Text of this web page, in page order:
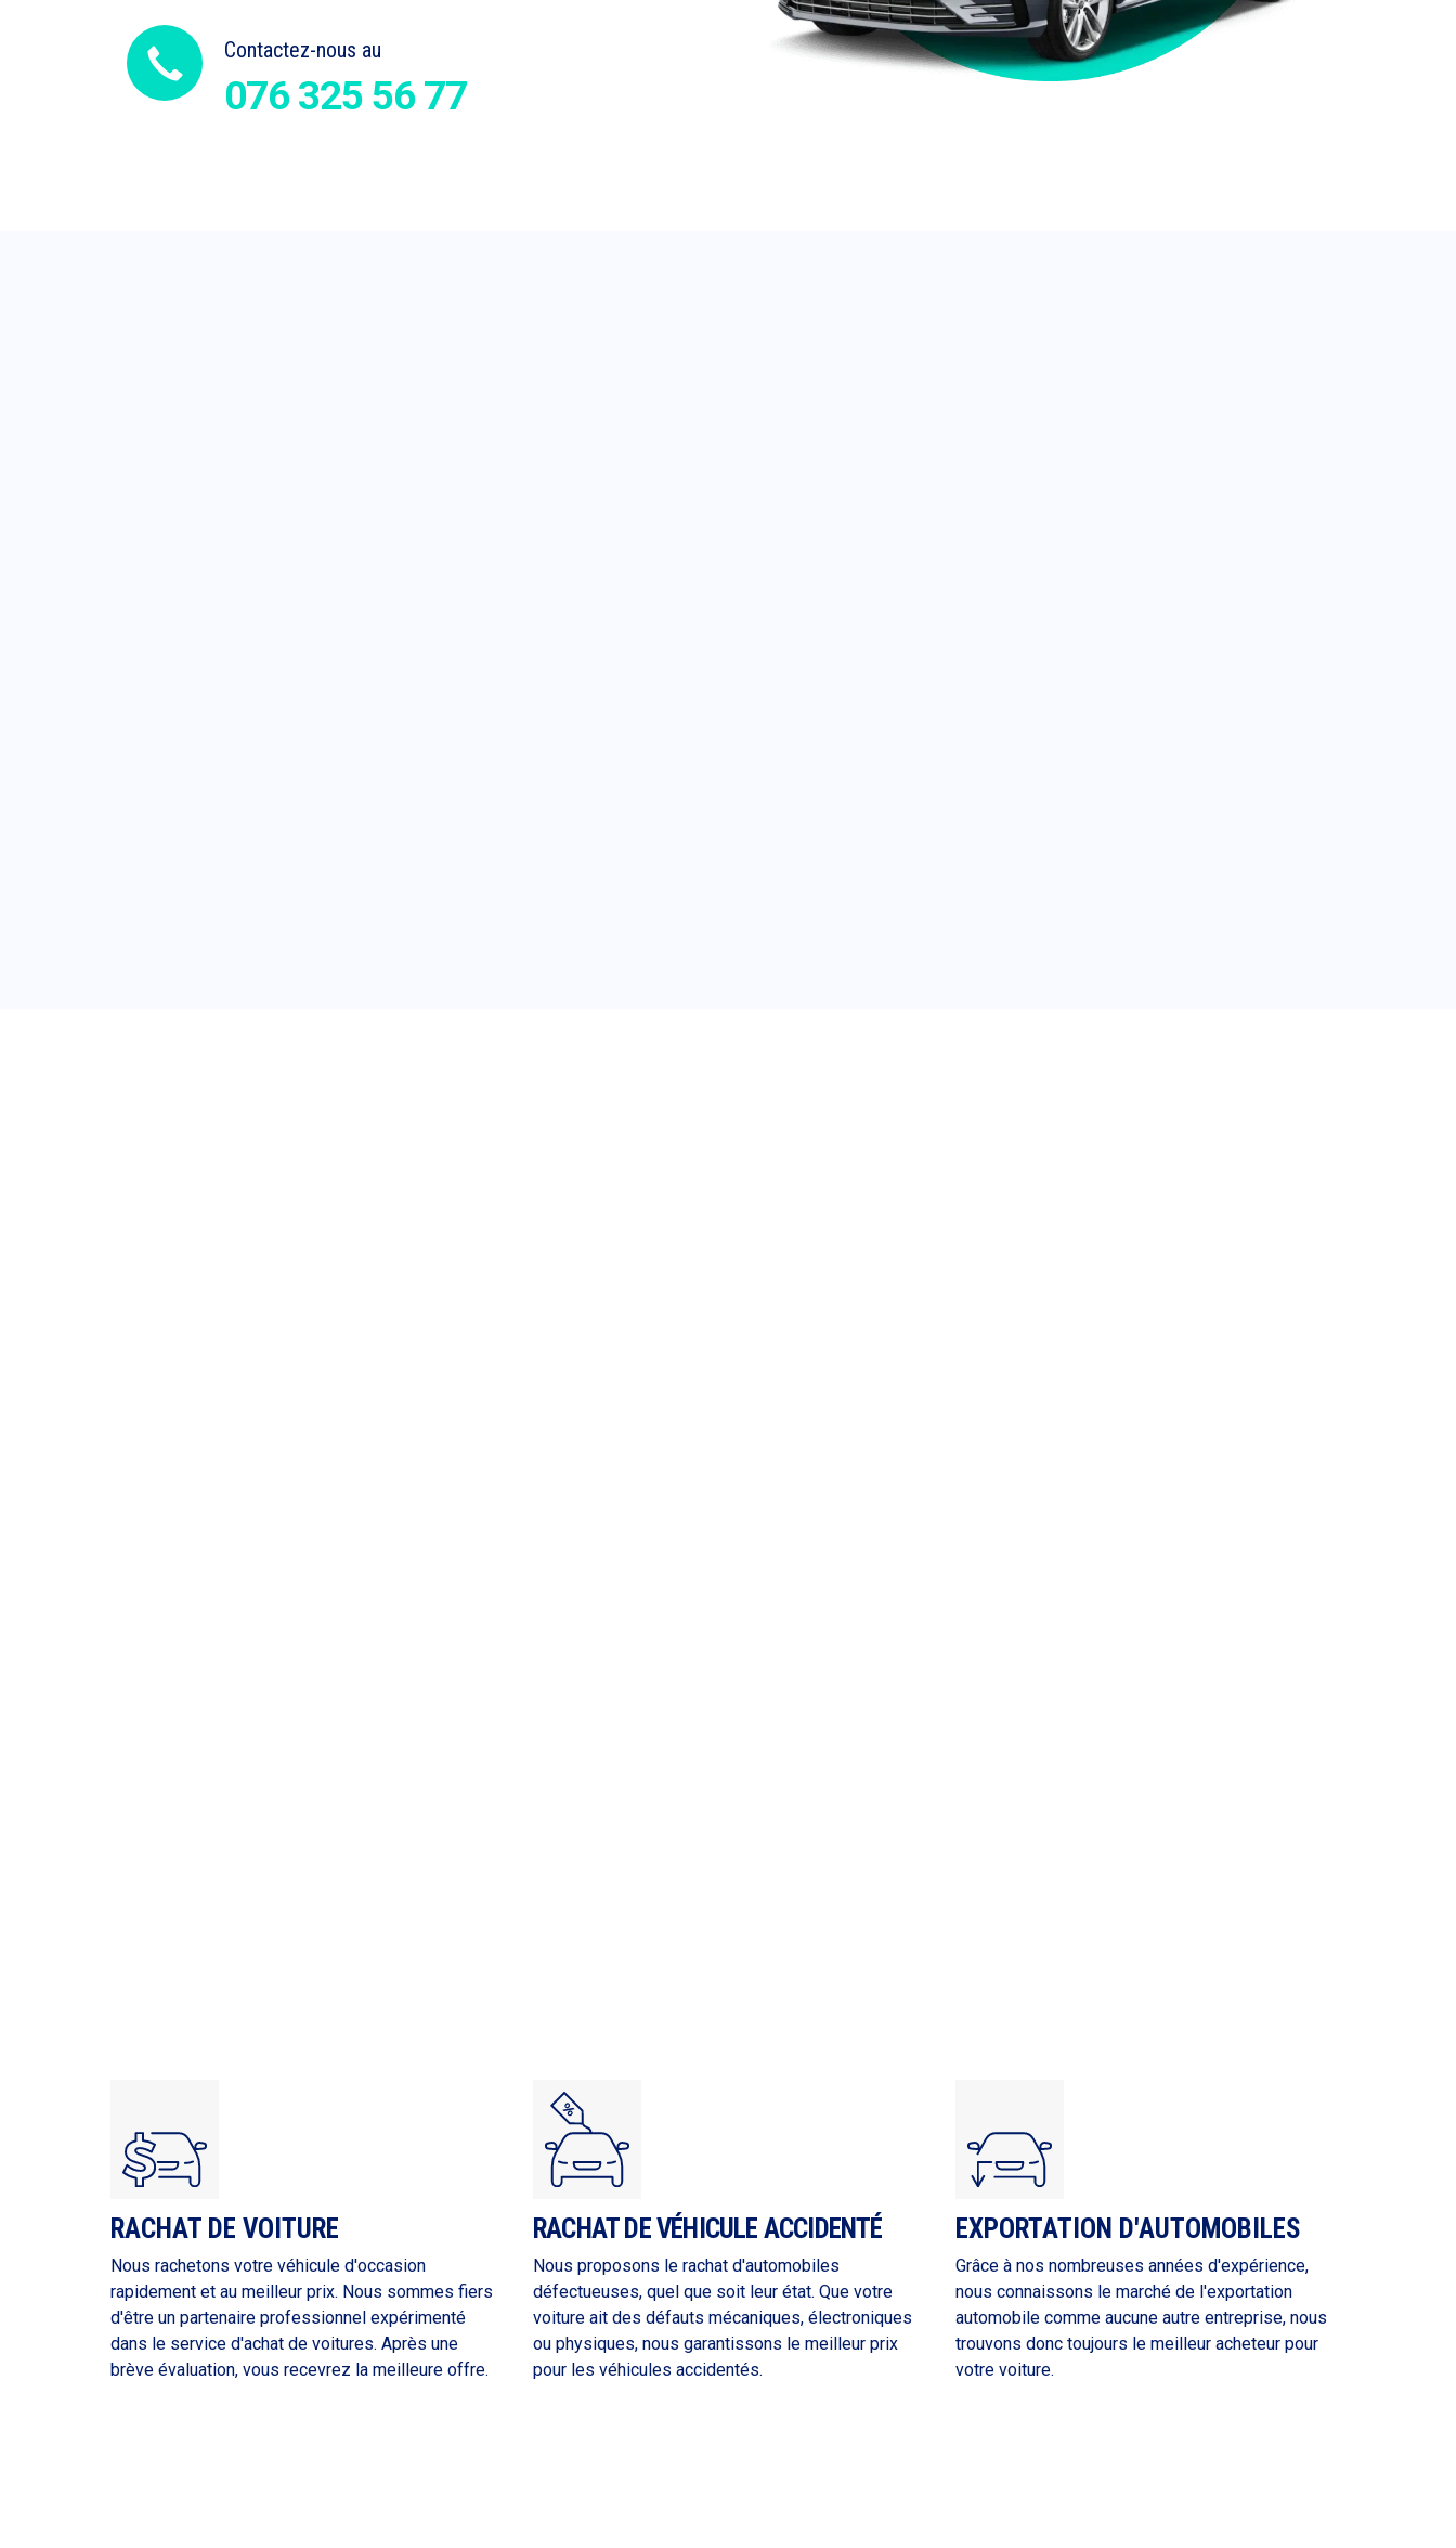
Contactez-nous au
076 325 56 77
RACHAT DE VOITURE
Nous rachetons votre véhicule d'occasion
rapidement et au meilleur prix. Nous sommes fiers
d'être un partenaire professionnel expérimenté
dans le service d'achat de voitures. Après une
brève évaluation, vous recevrez la meilleure offre.
RACHAT DE VÉHICULE ACCIDENTÉ
Nous proposons le rachat d'automobiles
défectueuses, quel que soit leur état. Que votre
voiture ait des défauts mécaniques, électroniques
ou physiques, nous garantissons le meilleur prix
pour les véhicules accidentés.
EXPORTATION D'AUTOMOBILES
Grâce à nos nombreuses années d'expérience,
nous connaissons le marché de l'exportation
automobile comme aucune autre entreprise, nous
trouvons donc toujours le meilleur acheteur pour
votre voiture.